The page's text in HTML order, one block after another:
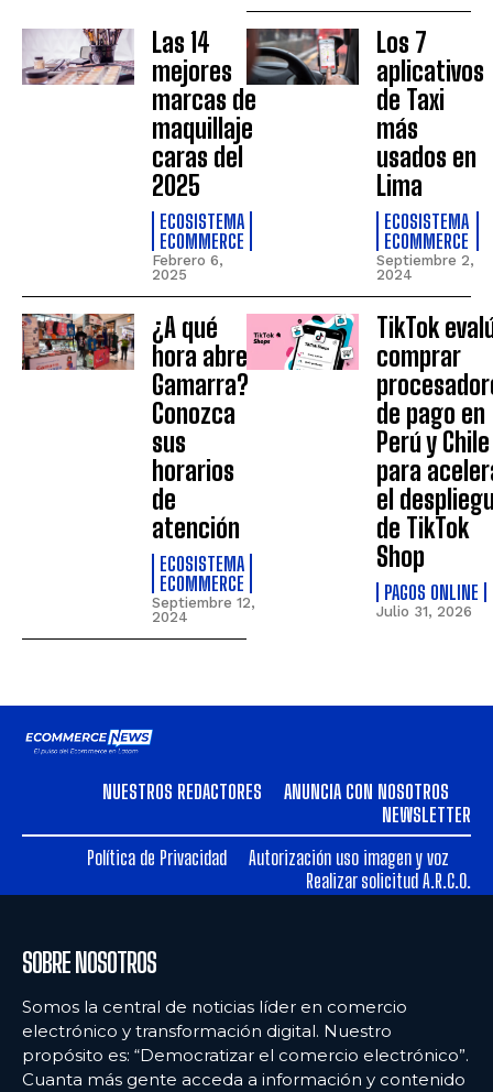
Las 14
mejores
marcas de
maquillaje
caras del
2025
ECOSISTEMA
ECOMMERCE
Febrero 6,
2025
Los 7
aplicativos
de Taxi
más
usados en
Lima
ECOSISTEMA
ECOMMERCE
Septiembre 2,
2024
¿A qué
hora abre
Gamarra?
Conozca
sus
horarios
de
atención
ECOSISTEMA
ECOMMERCE
Septiembre 12,
2024
TikTok
comprar
de pago en
Perú y Chile
para
el
de TikTok
Shop
PAGOS ONLINE
Julio 31, 2026
NUESTROS REDACTORES
ANUNCIA CON NOSOTROS
NEWSLETTER
Política de Privacidad
Autorización uso imagen y voz
Realizar solicitud A.R.C.O.
SOBRE NOSOTROS
Somos la central de noticias líder en comercio
electrónico y transformación digital. Nuestro
propósito es: “Democratizar el comercio electrónico”.
Cuanta más gente acceda a información y contenido